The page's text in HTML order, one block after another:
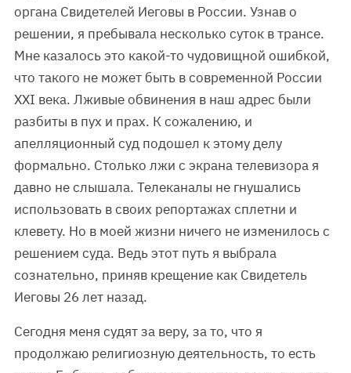
органа Свидетелей Иеговы в России. Узнав о
решении, я пребывала несколько суток в трансе.
Мне казалось это какой-то чудовищной ошибкой,
что такого не может быть в современной России
XXI века. Лживые обвинения в наш адрес были
разбиты в пух и прах. К сожалению, и
апелляционный суд подошел к этому делу
формально. Столько лжи с экрана телевизора я
давно не слышала. Телеканалы не гнушались
использовать в своих репортажах сплетни и
клевету. Но в моей жизни ничего не изменилось с
решением суда. Ведь этот путь я выбрала
сознательно, приняв крещение как Свидетель
Иеговы 26 лет назад.
Сегодня меня судят за веру, за то, что я
продолжаю религиозную деятельность, то есть